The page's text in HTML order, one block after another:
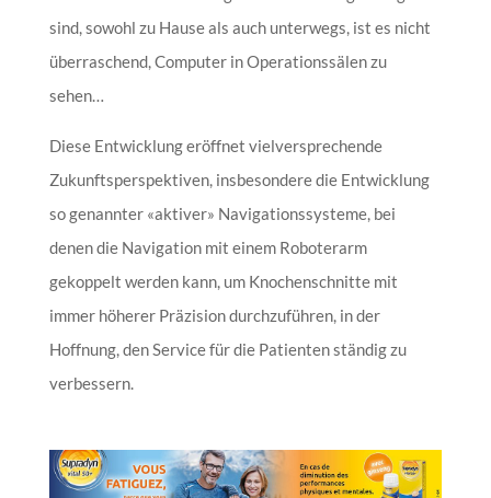
sind, sowohl zu Hause als auch unterwegs, ist es nicht
überraschend, Computer in Operationssälen zu
sehen…
Diese Entwicklung eröffnet vielversprechende
Zukunftsperspektiven, insbesondere die Entwicklung
so genannter «aktiver» Navigationssysteme, bei
denen die Navigation mit einem Roboterarm
gekoppelt werden kann, um Knochenschnitte mit
immer höherer Präzision durchzuführen, in der
Hoffnung, den Service für die Patienten ständig zu
verbessern.